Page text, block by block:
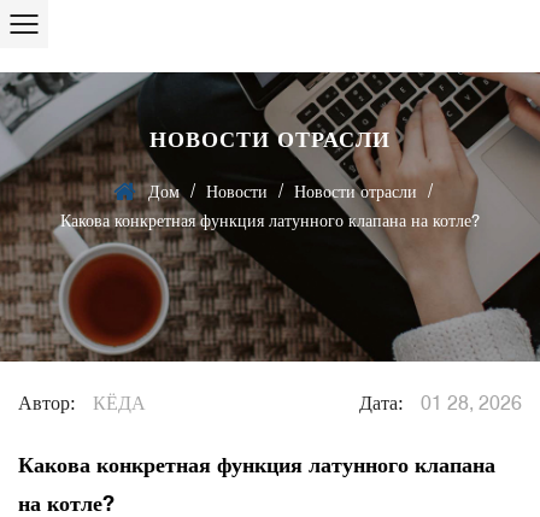
НОВОСТИ ОТРАСЛИ
Дом / Новости / Новости отрасли
/
Какова конкретная функция латунного клапана на котле?
Автор: КЁДА Дата: 01 28, 2026
Какова конкретная функция латунного клапана
на котле?